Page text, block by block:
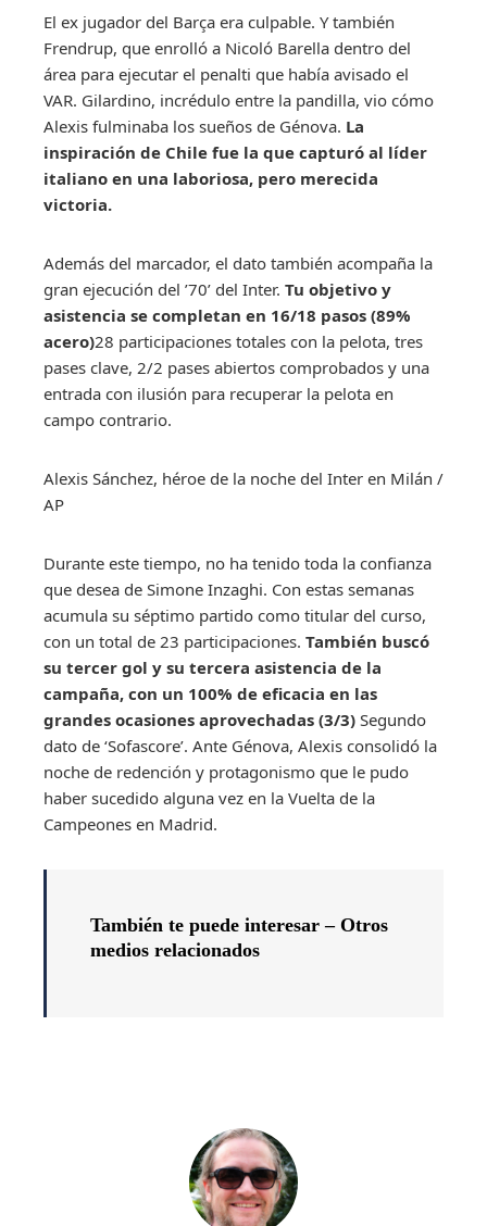
El ex jugador del Barça era culpable. Y también
Frendrup, que enrolló a Nicoló Barella dentro del
área para ejecutar el penalti que había avisado el
VAR. Gilardino, incrédulo entre la pandilla, vio cómo
Alexis fulminaba los sueños de Génova. La
inspiración de Chile fue la que capturó al líder
italiano en una laboriosa, pero merecida
victoria.
Además del marcador, el dato también acompaña la
gran ejecución del ’70’ del Inter. Tu objetivo y
asistencia se completan en 16/18 pasos (89%
acero)28 participaciones totales con la pelota, tres
pases clave, 2/2 pases abiertos comprobados y una
entrada con ilusión para recuperar la pelota en
campo contrario.
Alexis Sánchez, héroe de la noche del Inter en Milán /
AP
Durante este tiempo, no ha tenido toda la confianza
que desea de Simone Inzaghi. Con estas semanas
acumula su séptimo partido como titular del curso,
con un total de 23 participaciones. También buscó
su tercer gol y su tercera asistencia de la
campaña, con un 100% de eficacia en las
grandes ocasiones aprovechadas (3/3) Segundo
dato de ‘Sofascore’. Ante Génova, Alexis consolidó la
noche de redención y protagonismo que le pudo
haber sucedido alguna vez en la Vuelta de la
Campeones en Madrid.
También te puede interesar – Otros
medios relacionados